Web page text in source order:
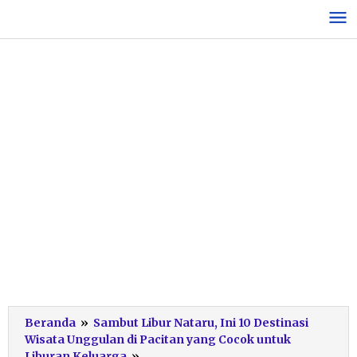
konten
Beranda » Sambut Libur Nataru, Ini 10 Destinasi
Wisata Unggulan di Pacitan yang Cocok untuk